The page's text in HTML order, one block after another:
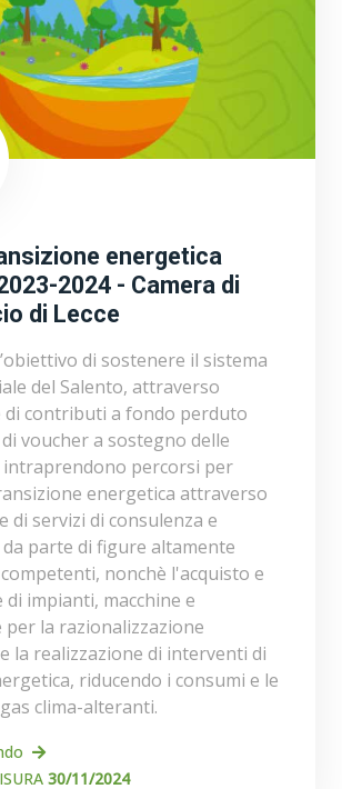
energetica
2024 - Camera di
di Lecce
di sostenere il sistema
del Salento, attraverso
di contributi a fondo perduto
voucher a sostegno delle
intraprendono percorsi per
energetica attraverso
di servizi di consulenza e
parte di figure altamente
nonchè l'acquisto e
impianti, macchine e
la razionalizzazione
la realizzazione di interventi di
riducendo i consumi e le
clima-alteranti.
30/11/2024